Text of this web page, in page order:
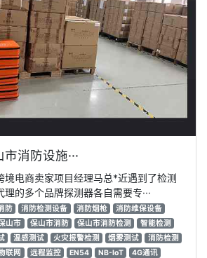
消防设施···
境电商卖家项目经理马总*近遇到了检测
的多个品牌探测器各自需要专···
防 消防检测设备 消防烟枪
消防维保设备
山市 保山市消防 保山市消防检测
智能检测
温感测试 火灾报警检测 烟雾测试
消防检测
联网 远程监控 EN54 NB-IoT
4G通讯